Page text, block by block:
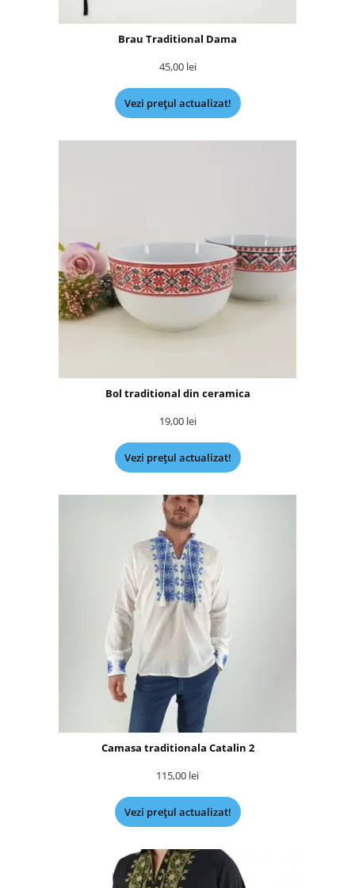
Brau Traditional Dama
45,00 lei
Vezi prețul actualizat!
Bol traditional din ceramica
19,00 lei
Vezi prețul actualizat!
Camasa traditionala Catalin 2
115,00 lei
Vezi prețul actualizat!